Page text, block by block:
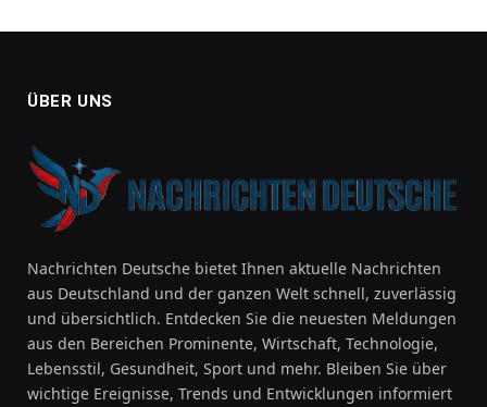
ÜBER UNS
Nachrichten Deutsche bietet Ihnen aktuelle Nachrichten
aus Deutschland und der ganzen Welt schnell, zuverlässig
und übersichtlich. Entdecken Sie die neuesten Meldungen
aus den Bereichen Prominente, Wirtschaft, Technologie,
Lebensstil, Gesundheit, Sport und mehr. Bleiben Sie über
wichtige Ereignisse, Trends und Entwicklungen informiert